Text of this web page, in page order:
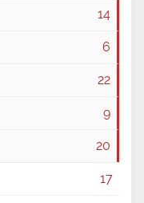
14
6
22
9
20
17